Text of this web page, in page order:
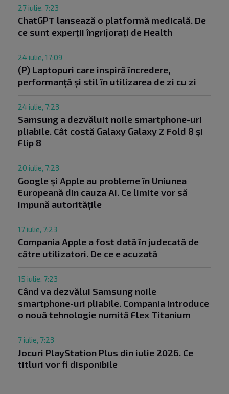
27 iulie, 7:23
ChatGPT lansează o platformă medicală. De
ce sunt experții îngrijorați de Health
24 iulie, 17:09
(P) Laptopuri care inspiră încredere,
performanță și stil în utilizarea de zi cu zi
24 iulie, 7:23
Samsung a dezvăluit noile smartphone-uri
pliabile. Cât costă Galaxy Galaxy Z Fold 8 și
Flip 8
20 iulie, 7:23
Google și Apple au probleme în Uniunea
Europeană din cauza AI. Ce limite vor să
impună autoritățile
17 iulie, 7:23
Compania Apple a fost dată în judecată de
către utilizatori. De ce e acuzată
15 iulie, 7:23
Când va dezvălui Samsung noile
smartphone-uri pliabile. Compania introduce
o nouă tehnologie numită Flex Titanium
7 iulie, 7:23
Jocuri PlayStation Plus din iulie 2026. Ce
titluri vor fi disponibile